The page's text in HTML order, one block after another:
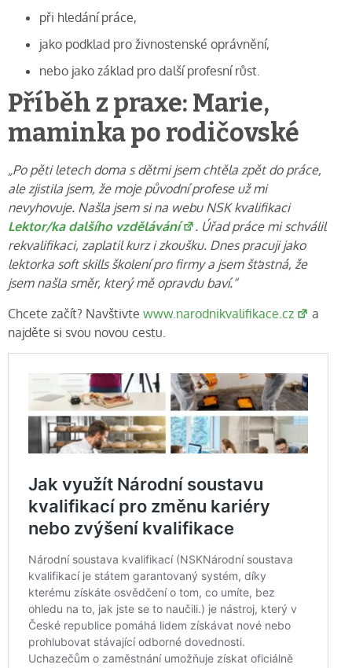
při hledání práce,
jako podklad pro živnostenské oprávnění,
nebo jako základ pro další profesní růst.
Příběh z praxe: Marie,
maminka po rodičovské
„Po pěti letech doma s dětmi jsem chtěla zpět do práce,
ale zjistila jsem, že moje původní profese už mi
nevyhovuje. Našla jsem si na webu NSK kvalifikaci
Lektor/ka dalšího vzdělávání
. Úřad práce mi schválil
rekvalifikaci, zaplatil kurz i zkoušku. Dnes pracuji jako
lektorka soft skills školení pro firmy a jsem šťastná, že
jsem našla směr, který mě opravdu baví.“
Chcete začít? Navštivte www.narodnikvalifikace.cz
a
najděte si svou novou cestu.